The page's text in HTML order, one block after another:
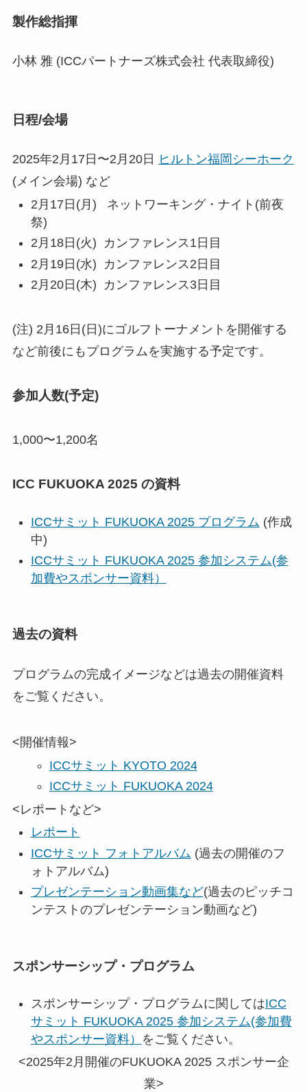
製作総指揮
小林 雅 (ICCパートナーズ株式会社 代表取締役)
日程/会場
2025年2月17日〜2月20日 ヒルトン福岡シーホーク
(メイン会場) など
2月17日(月) ネットワーキング・ナイト(前夜
祭)
2月18日(火) カンファレンス1日目
2月19日(水) カンファレンス2日目
2月20日(木) カンファレンス3日目
(注) 2月16日(日)にゴルフトーナメントを開催する
など前後にもプログラムを実施する予定です。
参加人数(予定)
1,000〜1,200名
ICC FUKUOKA 2025 の資料
ICCサミット FUKUOKA 2025 プログラム (作成
中)
ICCサミット FUKUOKA 2025 参加システム(参
加費やスポンサー資料）
過去の資料
プログラムの完成イメージなどは過去の開催資料
をご覧ください。
<開催情報>
ICCサミット KYOTO 2024
ICCサミット FUKUOKA 2024
<レポートなど>
レポート
ICCサミット フォトアルバム (過去の開催のフ
ォトアルバム)
プレゼンテーション動画集など(過去のピッチコ
ンテストのプレゼンテーション動画など)
スポンサーシップ・プログラム
スポンサーシップ・プログラムに関してはICC
サミット FUKUOKA 2025 参加システム(参加費
やスポンサー資料）
をご覧ください。
<2025年2月開催のFUKUOKA 2025 スポンサー企
業>